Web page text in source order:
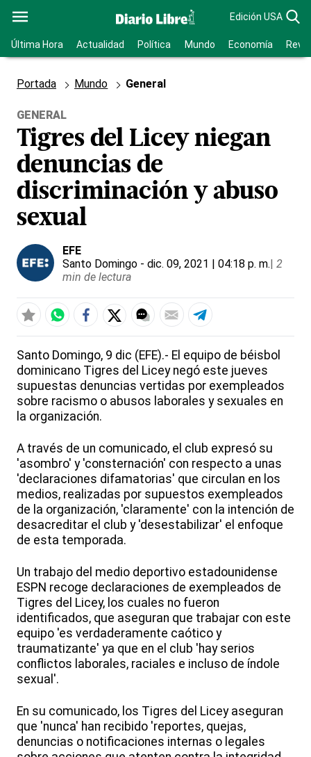
Edición USA
Última Hora Actualidad Política Mundo Economía
Portada Mundo General
GENERAL
Tigres del Licey niegan
denuncias de
discriminación y abuso
sexual
EFE
Santo Domingo - dic. 09, 2021 | 04:18 p. m.| 2
min de lectura
Santo Domingo, 9 dic (EFE).- El equipo de béisbol
dominicano Tigres del Licey negó este jueves
supuestas denuncias vertidas por exempleados
sobre racismo o abusos laborales y sexuales en
la organización.
A través de un comunicado, el club expresó su
'asombro' y 'consternación' con respecto a unas
'declaraciones difamatorias' que circulan en los
medios, realizadas por supuestos exempleados
de la organización, 'claramente' con la intención de
desacreditar el club y 'desestabilizar' el enfoque
de esta temporada.
Un trabajo del medio deportivo estadounidense
ESPN recoge declaraciones de exempleados de
Tigres del Licey, los cuales no fueron
identificados, que aseguran que trabajar con este
equipo 'es verdaderamente caótico y
traumatizante' ya que en el club 'hay serios
conflictos laborales, raciales e incluso de índole
sexual'.
En su comunicado, los Tigres del Licey aseguran
que 'nunca' han recibido 'reportes, quejas,
denuncias o notificaciones internas o legales